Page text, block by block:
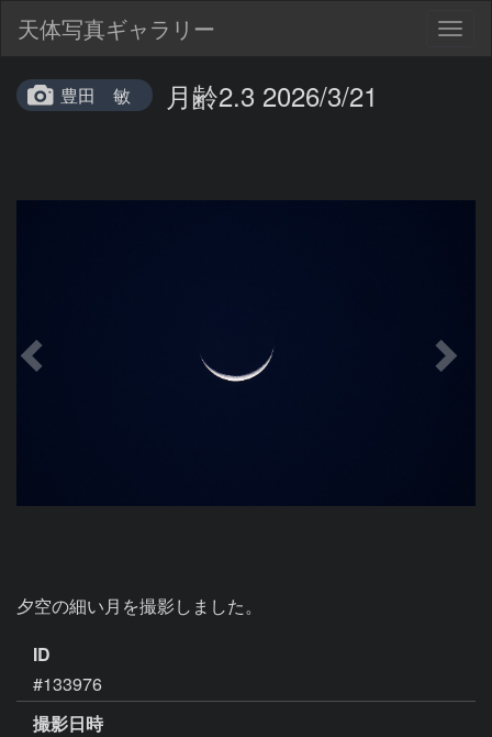
天体写真ギャラリー
豊田 敏 月齢2.3 2026/3/21
夕空の細い月を撮影しました。
ID
#133976
撮影日時